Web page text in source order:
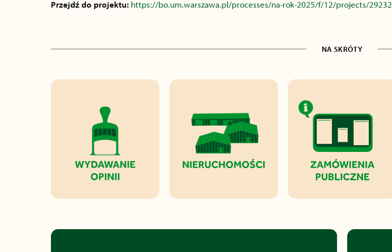
Przejdź do projektu: https://bo.um.warszawa.pl/processes/na-rok-2025/f/12/projects/29232
NA SKRÓTY